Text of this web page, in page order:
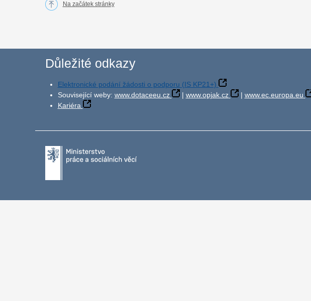
Na začátek stránky
Důležité odkazy
Elektronické podání žádosti o podporu (IS KP21+)
Související weby: www.dotaceeu.cz | www.opjak.cz | www.ec.europa.eu
Kariéra